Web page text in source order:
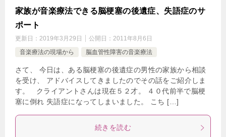
家族が音楽療法できる脳梗塞の後遺症、失語症のサ
ポート
更新日： 2019年3月29日 公開日： 2011年8月6日
音楽療法の現場から
脳血管性障害の音楽療法
さて、 今日は、ある脳梗塞の後遺症の男性の家族から相談
を受け、 アドバイスしてきましたのでその話をご紹介しま
す。 クライアントさんは現在５２才。 ４０代前半で脳梗
塞に倒れ 失語症になってしまいました。 こち […]
続きを読む